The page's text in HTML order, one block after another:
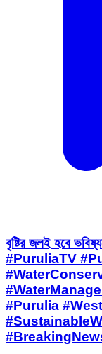
বৃষ্টির জলই হবে
#PuruliaTV
#Purulia